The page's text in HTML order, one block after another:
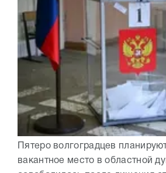
Пятеро волгоградцев
вакантное место в областной